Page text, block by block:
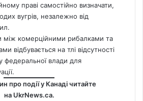
праві самостійно визначати,
вугрів, незалежно від
між комерційними рибалками та
відбувається на тлі відсутності
федеральної влади для
про події у Канаді читайте
на UkrNews.ca.